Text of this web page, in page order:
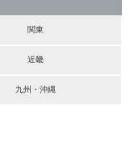
関東
近畿
九州・沖縄